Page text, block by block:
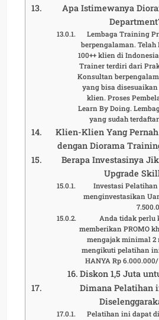
Apa Istimewanya
Lembaga Training
berpengalaman.
100++ klien di
Trainer terdiri dari
Konsultan
yang bisa
klien. Proses
Learn By Doing.
yang sudah
Klien-Klien Yang
dengan Diorama
Berapa Investasinya
Upgrade
Investasi
menginvestasikan
Anda tidak perlu
memberikan PROMO
mengajak minimal 2
mengikuti pelatihan
HANYA Rp
Diskon 1,5 Juta
Dimana Pelatihan
Pelatihan ini dapat